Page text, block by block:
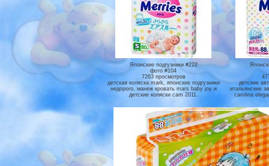
Японские подгузники #222
фото #104
7263 просмотров
детская коляска mark, японские подгузники
недорого, манеж кровать mars baby joy и
детские коляски cam 2011.
детские
итальянские
carolina